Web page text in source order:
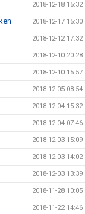
2018-12-18 15:32
2018-12-17 15:30
2018-12-12 17:32
2018-12-10 20:28
2018-12-10 15:57
2018-12-05 08:54
2018-12-04 15:32
2018-12-04 07:46
2018-12-03 15:09
2018-12-03 14:02
2018-12-03 13:39
2018-11-28 10:05
2018-11-22 14:46